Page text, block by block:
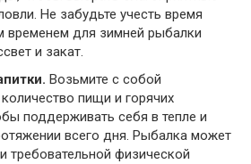
Не забудьте учесть время
временем для зимней рыбалки
и закат.
Возьмите с собой
пищи и горячих
поддерживать себя в тепле и
всего дня. Рыбалка может
требовательной физической